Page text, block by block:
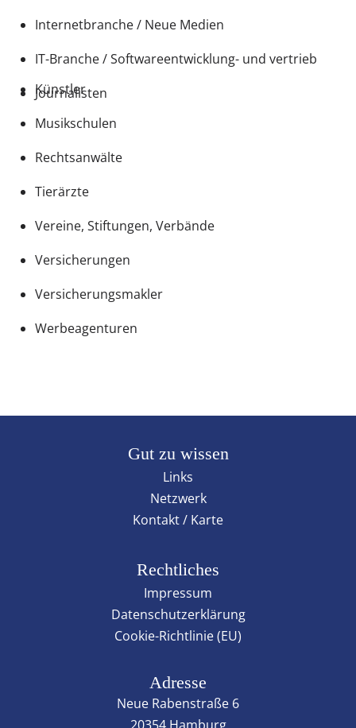
Internetbranche / Neue Medien
IT-Branche / Softwareentwicklung- und vertrieb
Journalisten
Künstler
Musikschulen
Rechtsanwälte
Tierärzte
Vereine, Stiftungen, Verbände
Versicherungen
Versicherungsmakler
Werbeagenturen
Gut zu wissen
Links
Netzwerk
Kontakt / Karte
Rechtliches
Impressum
Datenschutzerklärung
Cookie-Richtlinie (EU)
Adresse
Neue Rabenstraße 6
20354 Hamburg